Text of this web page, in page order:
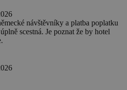
návštěvníky a platba poplatku
scestná. Je poznat že by hotel